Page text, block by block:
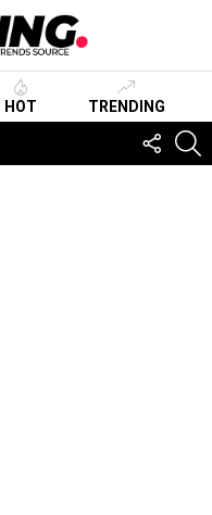
HOT TRENDING
US